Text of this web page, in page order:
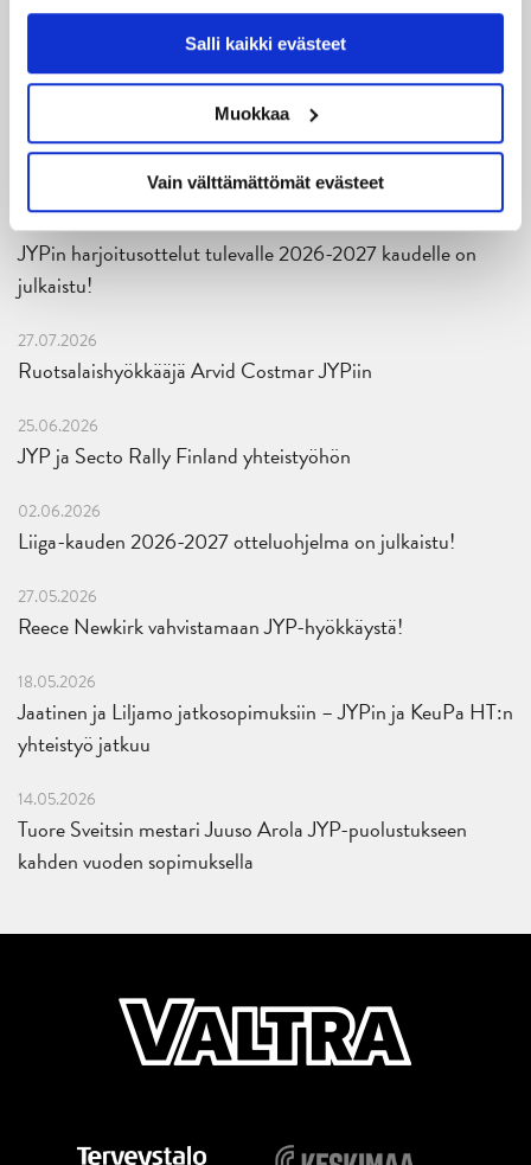
käytöstäEvästeet-sivultamme.
Salli kaikki evästeet
Muokkaa
Vain välttämättömät evästeet
05.08.2026
JYPin kapteenisto Liiga-kauteen 2026–2027 on nimetty
Joukkueen yhteisharjoitukset ovat alkaneet – ensimmäinen
mittari luvassa jo heti viikonloppuna Tampere Cupissa!
JYPin harjoitusottelut tulevalle 2026-2027 kaudelle on
julkaistu!
27.07.2026
Ruotsalaishyökkääjä Arvid Costmar JYPiin
25.06.2026
JYP ja Secto Rally Finland yhteistyöhön
02.06.2026
Liiga-kauden 2026-2027 otteluohjelma on julkaistu!
27.05.2026
Reece Newkirk vahvistamaan JYP-hyökkäystä!
18.05.2026
Jaatinen ja Liljamo jatkosopimuksiin – JYPin ja KeuPa HT:n
yhteistyö jatkuu
14.05.2026
Tuore Sveitsin mestari Juuso Arola JYP-puolustukseen
kahden vuoden sopimuksella